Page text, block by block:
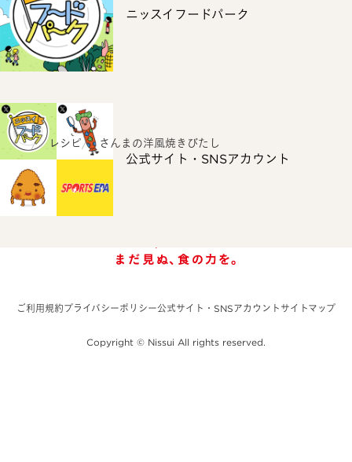
ニッスイフードパーク
公式サイト・SNSアカウント
ホーム レシピ さんまの洋風焼きびたし
ご利用規約プライバシーポリシー公式サイト・SNSアカウント サイトマップ
Copyright © Nissui All rights reserved.